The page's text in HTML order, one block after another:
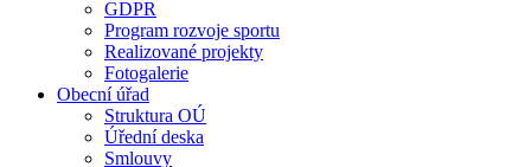
GDPR
Program rozvoje sportu
Realizované projekty
Fotogalerie
Obecní úřad
Struktura OÚ
Úřední deska
Smlouvy